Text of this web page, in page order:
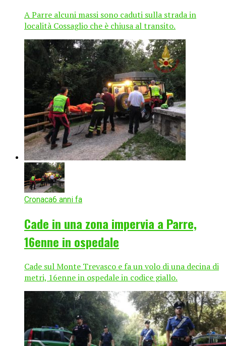
A Parre alcuni massi sono caduti sulla strada in
località Cossaglio che è chiusa al transito.
Cronaca6 anni fa
Cade in una zona impervia a Parre,
16enne in ospedale
Cade sul Monte Trevasco e fa un volo di una decina di
metri, 16enne in ospedale in codice giallo.